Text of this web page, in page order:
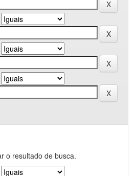
o resultado de busca.